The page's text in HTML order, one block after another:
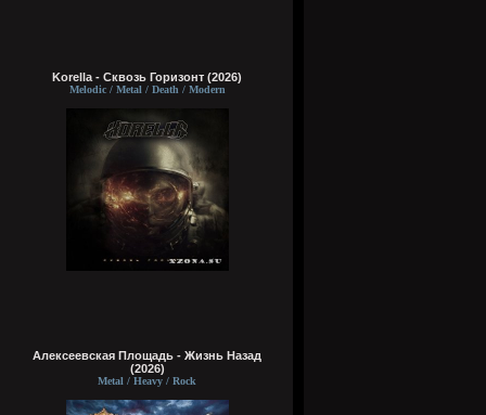
Korella - Сквозь Горизонт (2026)
Melodic / Metal / Death / Modern
Алексеевская Площадь - Жизнь Назад
(2026)
Metal / Heavy / Rock